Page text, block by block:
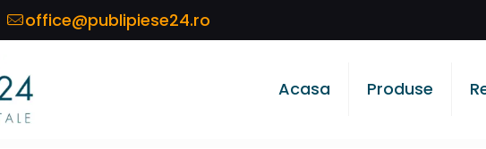
office@publipiese24.ro
Acasa Produse